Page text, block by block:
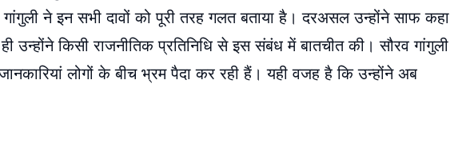
ने इन सभी दावों को पूरी तरह गलत बताया है। दरअसल उन्होंने साफ कहा
किसी राजनीतिक प्रतिनिधि से इस संबंध में बातचीत की। सौरव गांगुली
लोगों के बीच भ्रम पैदा कर रही हैं। यही वजह है कि उन्होंने अब